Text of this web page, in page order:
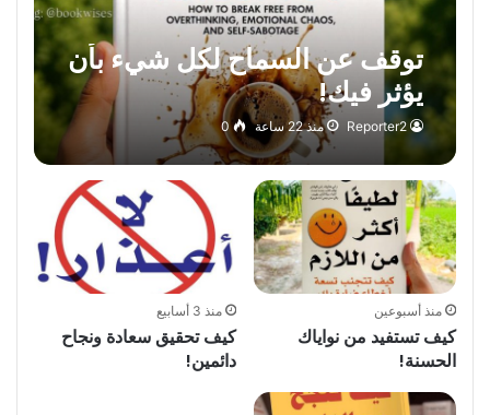
توقف عن السماح لكل شيء بأن
يؤثر فيك!
Reporter2 منذ 22 ساعة 0
منذ أسبوعين
كيف تستفيد من نواياك
الحسنة!
منذ 3 أسابيع
كيف تحقيق سعادة ونجاح
دائمين!